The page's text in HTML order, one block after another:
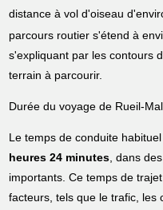
distance à vol d'oiseau
parcours routier s'étend à
s'expliquant par les contours
terrain à parcourir.
Durée du voyage de Rueil-
Le temps de conduite
heures 24 minutes, dans
importants. Ce temps de
facteurs, tels que le trafic, les